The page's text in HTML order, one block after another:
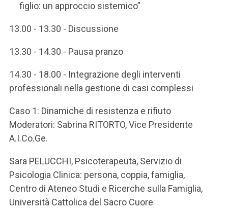
figlio: un approccio sistemico”
13.00 - 13.30 - Discussione
13.30 - 14.30 - Pausa pranzo
14.30 - 18.00 - Integrazione degli interventi
professionali nella gestione di casi complessi
Caso 1: Dinamiche di resistenza e rifiuto
Moderatori: Sabrina RITORTO, Vice Presidente
A.I.Co.Ge.
Sara PELUCCHI, Psicoterapeuta, Servizio di
Psicologia Clinica: persona, coppia, famiglia,
Centro di Ateneo Studi e Ricerche sulla Famiglia,
Università Cattolica del Sacro Cuore